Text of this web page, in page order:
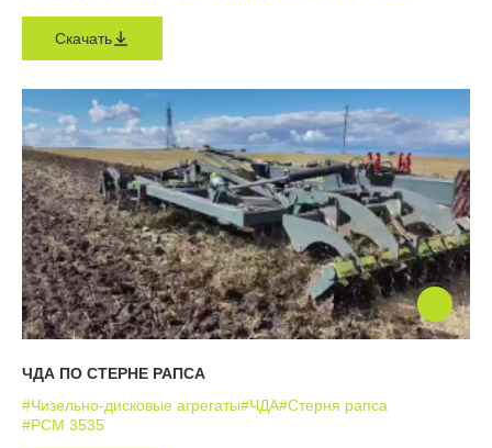
Скачать
ЧДА ПО СТЕРНЕ РАПСА
#Чизельно-дисковые агрегаты#ЧДА#Стерня рапса
#РСМ 3535